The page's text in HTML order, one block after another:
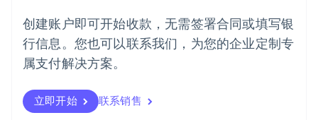
创建账户即可开始收款，无需签署合同或填写银
行信息。您也可以联系我们，为您的企业定制专
属支付解决方案。
立即开始 联系销售
葡萄牙
Português English
日本
日本語English
瑞典
瑞士
DeutschFrançais